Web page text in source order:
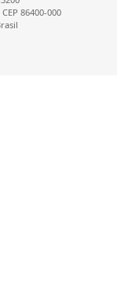
86400-000